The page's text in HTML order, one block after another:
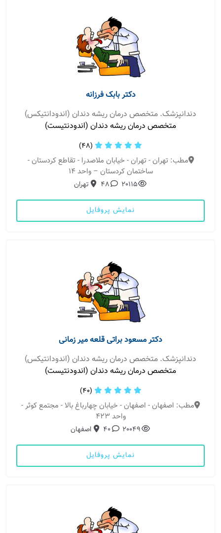
دکتر بابک فرزانه
دندانپزشک. متخصص درمان ریشه دندان (اندودانتیکس)
متخصص درمان ریشه دندان (اندودنتیست)
(48)
مطب: تهران - تهران - خیابان ملاصدرا - تقاطع کردستان -
ساختمان کردستان – واحد 14
20115
48 تهران
نمایش پروفایل
دکتر مسعود براتی قلعه میر زمانی
دندانپزشک. متخصص درمان ریشه دندان (اندودانتیکس)
متخصص درمان ریشه دندان (اندودنتیست)
(40)
مطب: اصفهان - اصفهان - خیابان چهارباغ بالا - مجتمع کوثر -
واحد 423
20049
40 اصفهان
نمایش پروفایل